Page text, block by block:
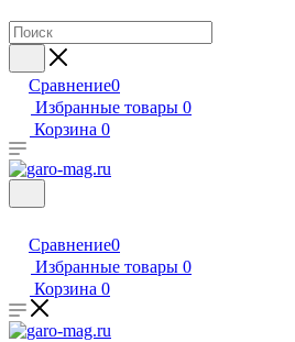
Сравнение0
Избранные товары 0
Корзина 0
Сравнение0
Избранные товары 0
Корзина 0